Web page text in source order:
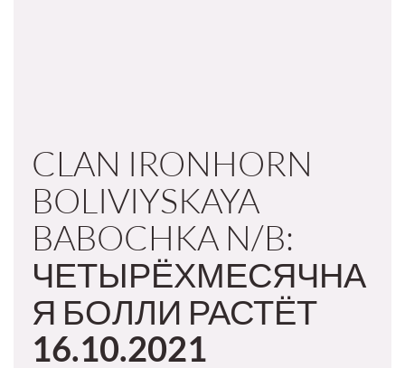
CLAN IRONHORN
BOLIVIYSKAYA
BABOCHKA N/B:
ЧЕТЫРЁХМЕСЯЧНА
Я БОЛЛИ РАСТЁТ
16.10.2021